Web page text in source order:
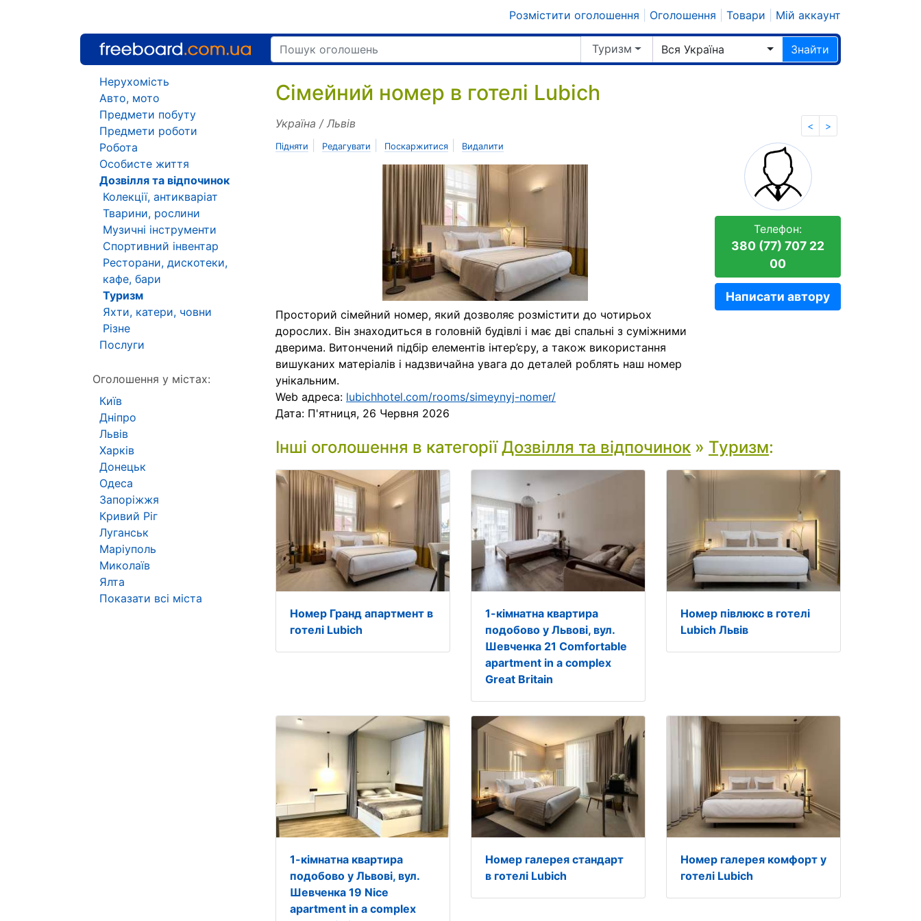
Розмістити оголошення Оголошення Товари Мій аккаунт
Туризм Вся Україна Знайти
Сімейний номер в готелі Lubich
< >
Україна / Львів
Підняти Редагувати Поскаржитися Видалити
Просторий сімейний номер, який дозволяє розмістити до чотирьох
дорослих. Він знаходиться в головній будівлі і має дві спальні з суміжними
дверима. Витончений підбір елементів інтер’єру, а також використання
вишуканих матеріалів і надзвичайна увага до деталей роблять наш номер
унікальним.
Web адреса: lubichhotel.com/rooms/simeynyj-nomer/
Дата: П'ятниця, 26 Червня 2026
Телефон:
380 (77) 707 22
00
Написати автору
Інші оголошення в категоріїДозвілля та відпочинок » Туризм:
Номер Гранд апартмент в
готелі Lubich
1-кімнатна квартира
подобово у Львові, вул.
Шевченка 21 Comfortable
apartment in a complex
Great Britain
Номер півлюкс в готелі
Lubich Львів
1-кімнатна квартира
подобово у Львові, вул.
Шевченка 19 Nice
apartment in a complex
Номер галерея стандарт
в готелі Lubich
Номер галерея комфорт у
готелі Lubich
Нерухомість
Авто, мото
Предмети побуту
Предмети роботи
Робота
Особисте життя
Дозвілля та відпочинок
Колекції, антикваріат
Тварини, рослини
Музичні інструменти
Спортивний інвентар
Ресторани, дискотеки,
кафе, бари
Туризм
Яхти, катери, човни
Різне
Послуги
Оголошення у містах:
Київ
Дніпро
Львів
Харків
Донецьк
Одеса
Запоріжжя
Кривий Ріг
Луганськ
Маріуполь
Миколаїв
Ялта
Показати всі міста